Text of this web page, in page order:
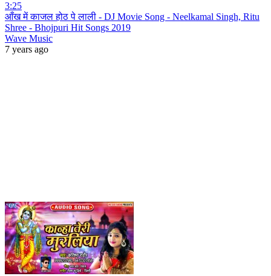
3:25
आँख में काजल होठ पे लाली - DJ Movie Song - Neelkamal Singh, Ritu
Shree - Bhojpuri Hit Songs 2019
Wave Music
7 years ago